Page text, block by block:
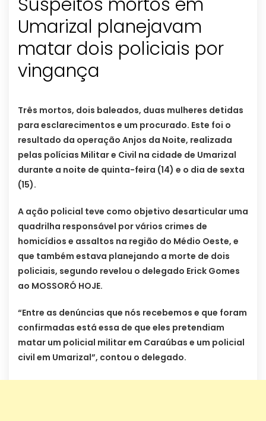
Umarizal planejavam
matar dois policiais por
vingança
Três mortos, dois baleados, duas mulheres detidas
para esclarecimentos e um procurado. Este foi o
resultado da operação Anjos da Noite, realizada
pelas polícias Militar e Civil na cidade de Umarizal
durante a noite de quinta-feira (14) e o dia de sexta
(15).
A ação policial teve como objetivo desarticular uma
quadrilha responsável por vários crimes de
homicídios e assaltos na região do Médio Oeste, e
que também estava planejando a morte de dois
policiais, segundo revelou o delegado Erick Gomes
ao MOSSORÓ HOJE.
“Entre as denúncias que nós recebemos e que foram
confirmadas está essa de que eles pretendiam
matar um policial militar em Caraúbas e um policial
civil em Umarizal”, contou o delegado.